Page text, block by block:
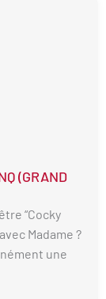
(GRAND
“Cocky
Madame ?
une